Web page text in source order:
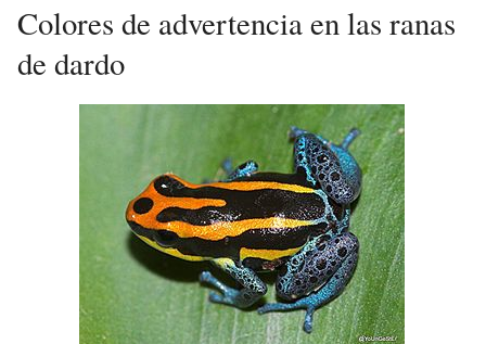
Colores de advertencia en las ranas
de dardo